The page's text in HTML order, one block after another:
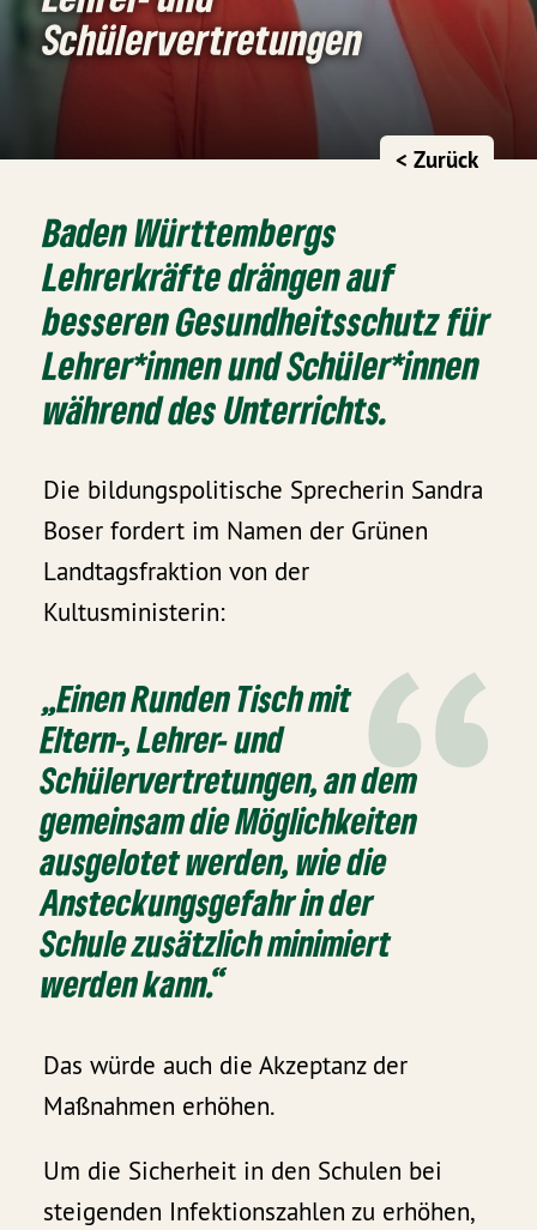
Schülervertretungen
< Zurück
Baden Württembergs
Lehrerkräfte drängen auf
besseren Gesundheitsschutz für
Lehrer*innen und Schüler*innen
während des Unterrichts.
Die bildungspolitische Sprecherin Sandra
Boser fordert im Namen der Grünen
Landtagsfraktion von der
Kultusministerin:
„Einen Runden Tisch mit
Eltern-, Lehrer- und
Schülervertretungen, an dem
gemeinsam die Möglichkeiten
ausgelotet werden, wie die
Ansteckungsgefahr in der
Schule zusätzlich minimiert
werden kann.“
Das würde auch die Akzeptanz der
Maßnahmen erhöhen.
Um die Sicherheit in den Schulen bei
steigenden Infektionszahlen zu erhöhen,